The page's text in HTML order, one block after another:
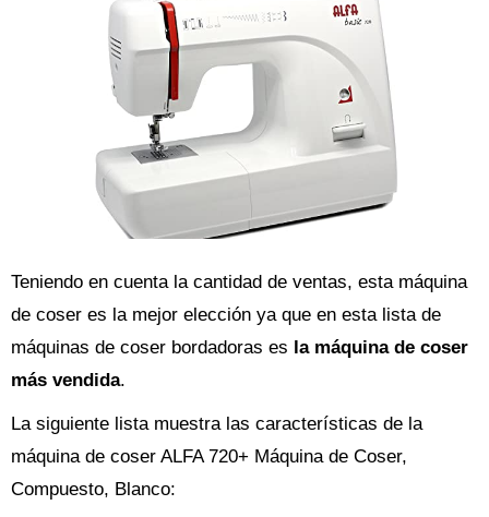
Teniendo en cuenta la cantidad de ventas, esta máquina
de coser es la mejor elección ya que en esta lista de
máquinas de coser bordadoras es la máquina de coser
más vendida.
La siguiente lista muestra las características de la
máquina de coser ALFA 720+ Máquina de Coser,
Compuesto, Blanco: